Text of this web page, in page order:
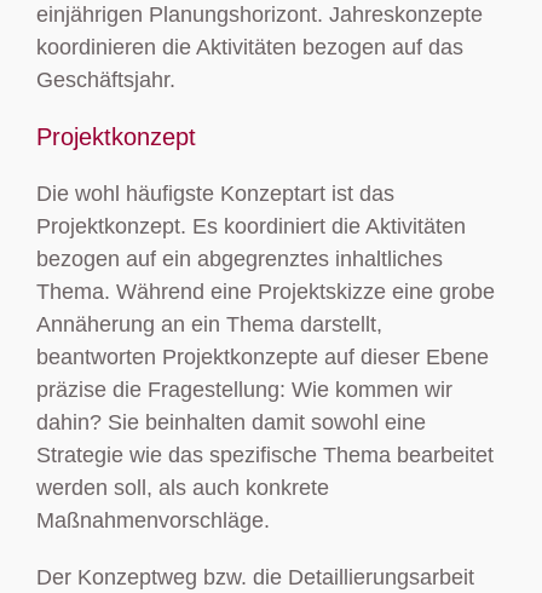
einjährigen Planungshorizont. Jahreskonzepte
koordinieren die Aktivitäten bezogen auf das
Geschäftsjahr.
Projektkonzept
Die wohl häufigste Konzeptart ist das
Projektkonzept. Es koordiniert die Aktivitäten
bezogen auf ein abgegrenztes inhaltliches
Thema. Während eine Projektskizze eine grobe
Annäherung an ein Thema darstellt,
beantworten Projektkonzepte auf dieser Ebene
präzise die Fragestellung: Wie kommen wir
dahin? Sie beinhalten damit sowohl eine
Strategie wie das spezifische Thema bearbeitet
werden soll, als auch konkrete
Maßnahmenvorschläge.
Der Konzeptweg bzw. die Detaillierungsarbeit